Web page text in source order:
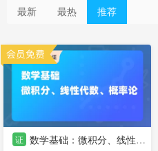
最新 最热 推荐
证 数学基础：微积分、线性代数、概率论